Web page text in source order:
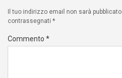
Il tuo indirizzo email non sarà pubblicato.
contrassegnati *
Commento *